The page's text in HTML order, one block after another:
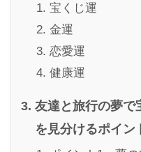
宝くじ運
金運
恋愛運
健康運
友達と旅行の夢で
を見分けるポイン